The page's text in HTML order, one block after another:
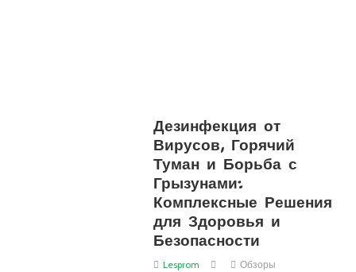
Дезинфекция от
Вирусов, Горячий
Туман и Борьба с
Грызунами:
Комплексные Решения
для Здоровья и
Безопасности
Lesprom Обзоры